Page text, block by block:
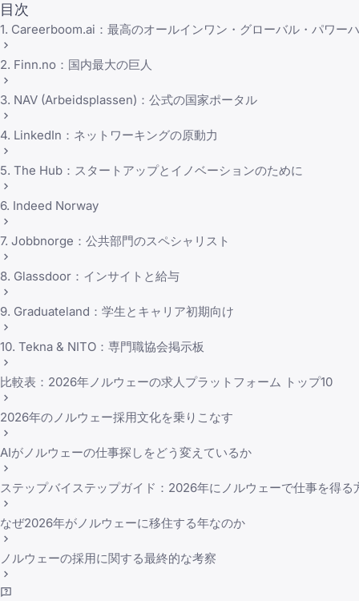
目次
1. Careerboom.ai：最高のオールインワン・グローバル・パワー
2. Finn.no：国内最大の巨人
3. NAV (Arbeidsplassen)：公式の国家ポータル
4. LinkedIn：ネットワーキングの原動力
5. The Hub：スタートアップとイノベーションのために
6. Indeed Norway
7. Jobbnorge：公共部門のスペシャリスト
8. Glassdoor：インサイトと給与
9. Graduateland：学生とキャリア初期向け
10. Tekna & NITO：専門職協会掲示板
比較表：2026年ノルウェーの求人プラットフォーム トップ10
2026年のノルウェー採用文化を乗りこなす
AIがノルウェーの仕事探しをどう変えているか
ステップバイステップガイド：2026年にノルウェーで仕事を得る
なぜ2026年がノルウェーに移住する年なのか
ノルウェーの採用に関する最終的な考察